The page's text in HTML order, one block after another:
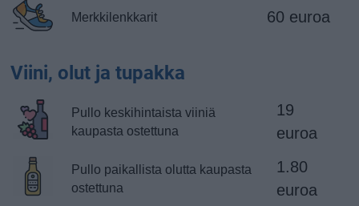
Merkkilenkkarit 60 euroa
Viini, olut ja tupakka
Pullo keskihintaista viiniä
kaupasta ostettuna
19
euroa
Pullo paikallista olutta kaupasta
ostettuna
1.80
euroa